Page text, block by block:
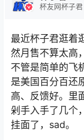
杯友网杯子君
最近杯子君逛着
然月售不算太高
不管是简单的飞
是美国百分百还
高、反馈好。里
剁手入手了几个
挂面了，sad。